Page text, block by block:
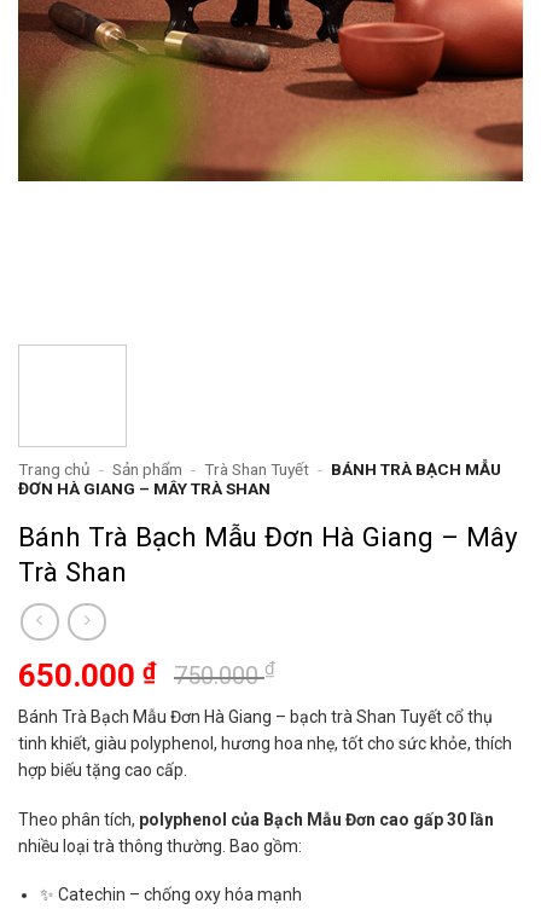
Trang chủ - Sản phẩm - Trà Shan Tuyết - BÁNH TRÀ BẠCH MẪU
ĐƠN HÀ GIANG – MÂY TRÀ SHAN
Bánh Trà Bạch Mẫu Đơn Hà Giang – Mây
Trà Shan
750.000₫
gốc
là:
750.000 ₫.
650.000 ₫
hiện
tại
là:
Bánh Trà Bạch Mẫu Đơn Hà Giang – bạch trà Shan Tuyết cổ thụ
tinh khiết, giàu polyphenol, hương hoa nhẹ, tốt cho sức khỏe, thích
hợp biếu tặng cao cấp.
Theo phân tích, polyphenol của Bạch Mẫu Đơn cao gấp 30 lần
nhiều loại trà thông thường. Bao gồm:
✨ Catechin – chống oxy hóa mạnh